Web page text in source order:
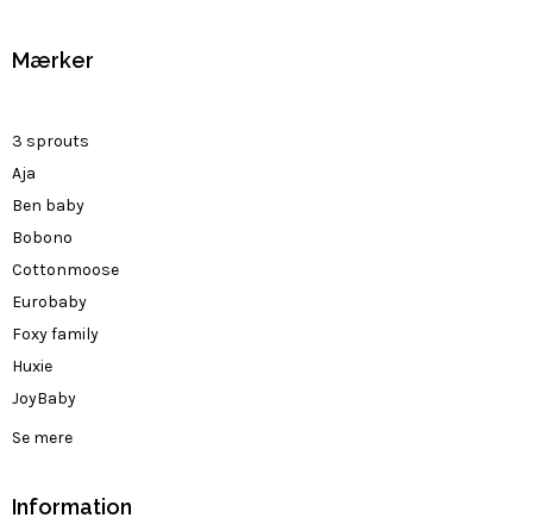
Mærker
3 sprouts
Aja
Ben baby
Bobono
Cottonmoose
Eurobaby
Foxy family
Huxie
JoyBaby
Se mere
Information